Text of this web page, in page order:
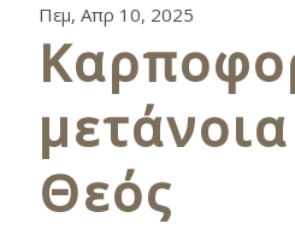
Πεμ, Απρ 10, 2025
Θεός